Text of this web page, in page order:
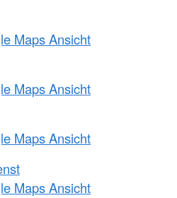
Maps Ansicht
Maps Ansicht
Maps Ansicht
Maps Ansicht